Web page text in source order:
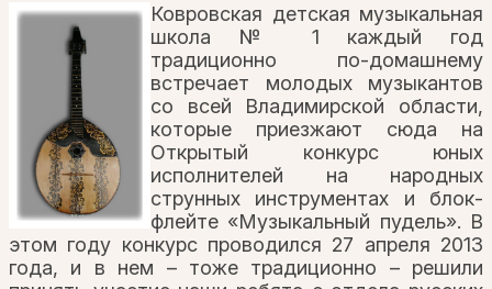
Ковровская детская музыкальная
школа № 1 каждый год
традиционно по-домашнему
встречает молодых музыкантов
со всей Владимирской области,
которые приезжают сюда на
Открытый конкурс юных
исполнителей на народных
струнных инструментах и блок-
флейте «Музыкальный пудель». В
этом году конкурс проводился 27 апреля 2013
года, и в нем – тоже традиционно – решили